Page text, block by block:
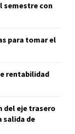
semestre con
para tomar el
rentabilidad
del eje trasero
salida de